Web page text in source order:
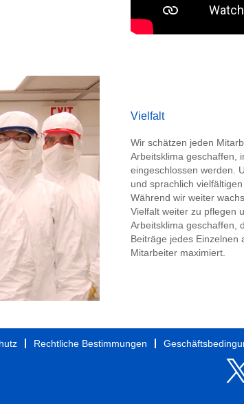
Vielfalt
Wir schätzen jeden
Arbeitsklima geschaffen,
eingeschlossen werden.
und sprachlich
Während wir weiter
Vielfalt weiter zu pflegen
Arbeitsklima geschaffen,
Beiträge jedes Einzelnen
Mitarbeiter maximiert.
Rechtliche Bestimmungen
W
r